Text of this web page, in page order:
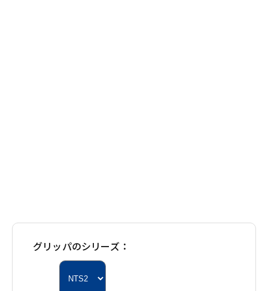
グリッパのシリーズ：